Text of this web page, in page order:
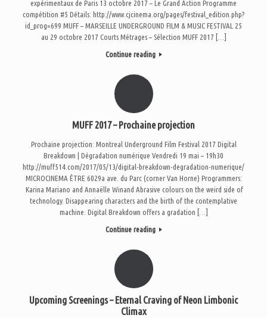
expérimentaux de Paris 13 octobre 2017 – Le Grand Action Programme
compétition #5 Détails: http://www.cjcinema.org/pages/festival_edition.php?
id_prog=699 MUFF – MARSEILLE UNDERGROUND FILM & MUSIC FESTIVAL 25
au 29 octobre 2017 Courts Métrages – Sélection MUFF 2017 […]
Continue reading
MUFF 2017 – Prochaine projection
Prochaine projection: Montreal Underground Film Festival 2017 Digital
Breakdown | Dégradation numérique Vendredi 19 mai – 19h30
http://muff514.com/2017/05/13/digital-breakdown-degradation-numerique/
MICROCINEMA ÊTRE 6029a ave. du Parc (corner Van Horne) Programmers:
Karina Mariano and Annaëlle Winand Abrasive colours on the weird side of
technology. Disappearing characters and the birth of the contemplative
machine. Digital Breakdown offers a gradation […]
Continue reading
Upcoming Screenings – Eternal Craving of Neon Limbonic
Climax